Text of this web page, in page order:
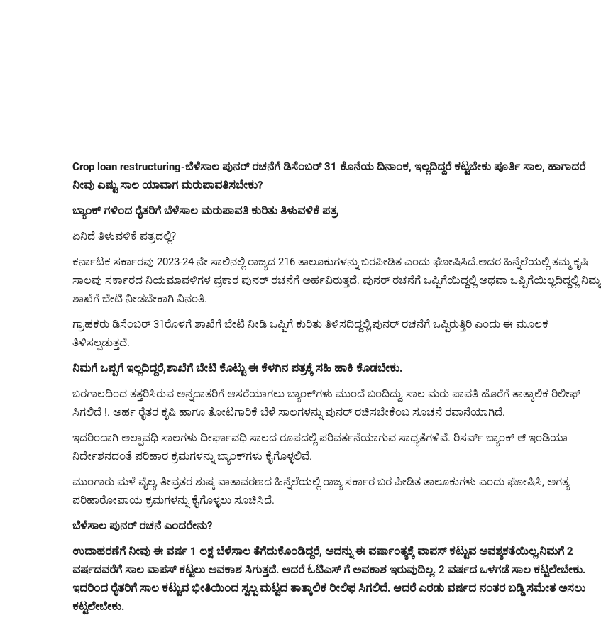
Crop loan restructuring-ಬೆಳೆಸಾಲ ಪುನರ್ ರಚನೆಗೆ ಡಿಸೆಂಬರ್ 31 ಕೊನೆಯ ದಿನಾಂಕ, ಇಲ್ಲದಿದ್ದರೆ ಕಟ್ಟಬೇಕು ಪೂರ್ತಿ ಸಾಲ, ಹಾಗಾದರೆ
ನೀವು ಎಷ್ಟು ಸಾಲ ಯಾವಾಗ ಮರುಪಾವತಿಸಬೇಕು?
ಬ್ಯಾಂಕ್ ಗಳಿಂದ ರೈತರಿಗೆ ಬೆಳೆಸಾಲ ಮರುಪಾವತಿ ಕುರಿತು ತಿಳುವಳಿಕೆ ಪತ್ರ
ಏನಿದೆ ತಿಳುವಳಿಕೆ ಪತ್ರದಲ್ಲಿ?
ಕರ್ನಾಟಕ ಸರ್ಕಾರವು 2023-24 ನೇ ಸಾಲಿನಲ್ಲಿ ರಾಜ್ಯದ 216 ತಾಲೂಕುಗಳನ್ನು ಬರಪೀಡಿತ ಎಂದು ಘೋಷಿಸಿದೆ.ಅದರ ಹಿನ್ನೆಲೆಯಲ್ಲಿ ತಮ್ಮ ಕೃಷಿ
ಸಾಲವು ಸರ್ಕಾರದ ನಿಯಮಾವಳಿಗಳ ಪ್ರಕಾರ ಪುನರ್ ರಚನೆಗೆ ಅರ್ಹವಿರುತ್ತದೆ. ಪುನರ್ ರಚನೆಗೆ ಒಪ್ಪಿಗೆಯಿದ್ದಲ್ಲಿ ಅಥವಾ ಒಪ್ಪಿಗೆಯಿಲ್ಲದಿದ್ದಲ್ಲಿ ನಿಮ್ಮ
ಶಾಖೆಗೆ ಬೇಟಿ ನೀಡಬೇಕಾಗಿ ವಿನಂತಿ.
ಗ್ರಾಹಕರು ಡಿಸೆಂಬರ್ 31ರೊಳಗೆ ಶಾಖೆಗೆ ಬೇಟಿ ನೀಡಿ ಒಪ್ಪಿಗೆ ಕುರಿತು ತಿಳಿಸದಿದ್ದಲ್ಲಿ,ಪುನರ್ ರಚನೆಗೆ ಒಪ್ಪಿರುತ್ತಿರಿ ಎಂದು ಈ ಮೂಲಕ
ತಿಳಿಸಲ್ಪಡುತ್ತದೆ.
ನಿಮಗೆ ಒಪ್ಪಗೆ ಇಲ್ಲದಿದ್ದರೆ,ಶಾಖೆಗೆ ಬೇಟಿ ಕೊಟ್ಟು ಈ ಕೆಳಗಿನ ಪತ್ರಕ್ಕೆ ಸಹಿ ಹಾಕಿ ಕೊಡಬೇಕು.
ಬರಗಾಲದಿಂದ ತತ್ತರಿಸಿರುವ ಅನ್ನದಾತರಿಗೆ ಆಸರೆಯಾಗಲು ಬ್ಯಾಂಕ್‌ಗಳು ಮುಂದೆ ಬಂದಿದ್ದು, ಸಾಲ ಮರು ಪಾವತಿ ಹೊರೆಗೆ ತಾತ್ಕಾಲಿಕ ರಿಲೀಫ್
ಸಿಗಲಿದೆ !. ಅರ್ಹ ರೈತರ ಕೃಷಿ ಹಾಗೂ ತೋಟಗಾರಿಕೆ ಬೆಳೆ ಸಾಲಗಳನ್ನು ಪುನರ್ ರಚಿಸಬೇಕೆಂಬ ಸೂಚನೆ ರವಾನೆಯಾಗಿದೆ.
ಇದರಿಂದಾಗಿ ಅಲ್ಪಾವಧಿ ಸಾಲಗಳು ದೀರ್ಘಾವಧಿ ಸಾಲದ ರೂಪದಲ್ಲಿ ಪರಿವರ್ತನೆಯಾಗುವ ಸಾಧ್ಯತೆಗಳಿವೆ. ರಿಸರ್ವ್ ಬ್ಯಾಂಕ್ ಆ್ ಇಂಡಿಯಾ
ನಿರ್ದೇಶನದಂತೆ ಪರಿಹಾರ ಕ್ರಮಗಳನ್ನು ಬ್ಯಾಂಕ್‌ಗಳು ಕೈಗೊಳ್ಳಲಿವೆ.
ಮುಂಗಾರು ಮಳೆ ವೈಲ್ಯ, ತೀವ್ರತರ ಶುಷ್ಕ ವಾತಾವರಣದ ಹಿನ್ನೆಲೆಯಲ್ಲಿ ರಾಜ್ಯ ಸರ್ಕಾರ ಬರ ಪೀಡಿತ ತಾಲೂಕುಗಳು ಎಂದು ಘೋಷಿಸಿ, ಅಗತ್ಯ
ಪರಿಹಾರೋಪಾಯ ಕ್ರಮಗಳನ್ನು ಕೈಗೊಳ್ಳಲು ಸೂಚಿಸಿದೆ.
ಬೆಳೆಸಾಲ ಪುನರ್ ರಚನೆ ಎಂದರೇನು?
ಉದಾಹರಣೆಗೆ ನೀವು ಈ ವರ್ಷ 1 ಲಕ್ಷ ಬೆಳೆಸಾಲ ತೆಗೆದುಕೊಂಡಿದ್ದರೆ, ಅದನ್ನು ಈ ವರ್ಷಾಂತ್ಯಕ್ಕೆ ವಾಪಸ್ ಕಟ್ಟುವ ಅವಶ್ಯಕತೆಯಿಲ್ಲ.ನಿಮಗೆ 2
ವರ್ಷದವರೆಗೆ ಸಾಲ ವಾಪಸ್ ಕಟ್ಟಲು ಅವಕಾಶ ಸಿಗುತ್ತದೆ. ಆದರೆ ಓಟಿಎಸ್ ಗೆ ಅವಕಾಶ ಇರುವುದಿಲ್ಲ. 2 ವರ್ಷದ ಒಳಗಡೆ ಸಾಲ ಕಟ್ಟಲೇಬೇಕು.
ಇದರಿಂದ ರೈತರಿಗೆ ಸಾಲ ಕಟ್ಟುವ ಭೀತಿಯಿಂದ ಸ್ವಲ್ಪ ಮಟ್ಟದ ತಾತ್ಕಾಲಿಕ ರೀಲಿಫ ಸಿಗಲಿದೆ. ಆದರೆ ಎರಡು ವರ್ಷದ ನಂತರ ಬಡ್ಡಿ ಸಮೇತ ಅಸಲು
ಕಟ್ಟಲೇಬೇಕು.